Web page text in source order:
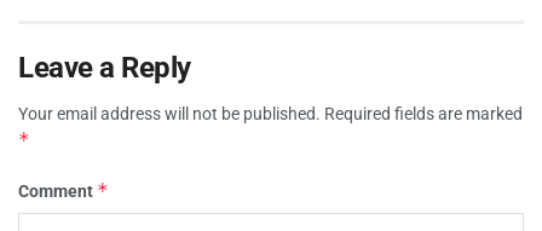
Leave a Reply
Your email address will not be published. Required fields are marked
*
Comment *